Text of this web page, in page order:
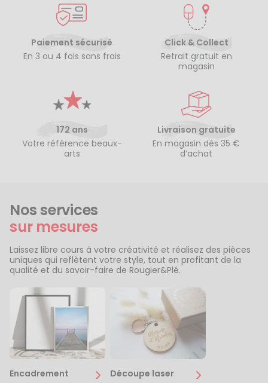
Paiement sécurisé
En 3 ou 4 fois sans frais
Click & Collect
Retrait gratuit en
magasin
172 ans
Votre référence beaux-
arts
Livraison gratuite
En magasin dès 35 €
d’achat
Nos services
sur mesures
Laissez libre cours à votre créativité et réalisez des pièces
uniques qui reflètent votre style, tout en profitant de la
qualité et du savoir-faire de Rougier&Plé.
Encadrement Découpe laser